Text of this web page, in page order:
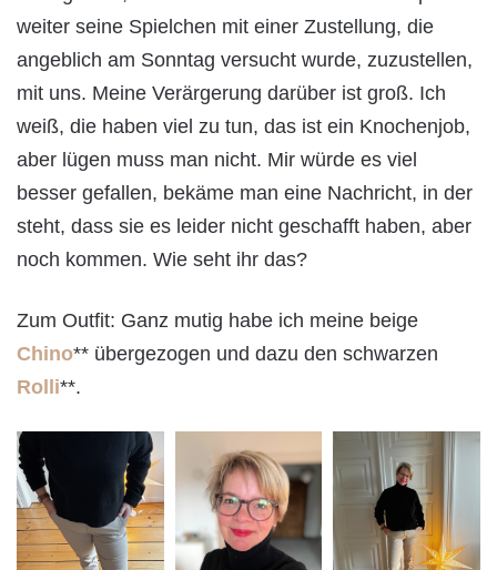
weiter seine Spielchen mit einer Zustellung, die
angeblich am Sonntag versucht wurde, zuzustellen,
mit uns. Meine Verärgerung darüber ist groß. Ich
weiß, die haben viel zu tun, das ist ein Knochenjob,
aber lügen muss man nicht. Mir würde es viel
besser gefallen, bekäme man eine Nachricht, in der
steht, dass sie es leider nicht geschafft haben, aber
noch kommen. Wie seht ihr das?
Zum Outfit: Ganz mutig habe ich meine beige
Chino** übergezogen und dazu den schwarzen
Rolli**.